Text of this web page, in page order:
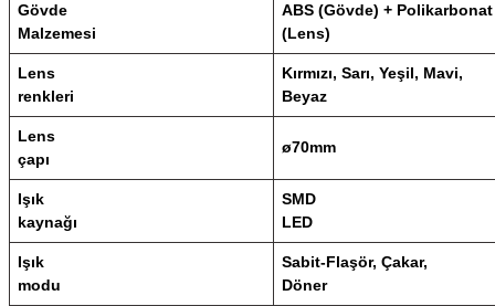
Gövde
Malzemesi
ABS (Gövde) + Polikarbonat
(Lens)
Lens
renkleri
Kırmızı, Sarı, Yeşil, Mavi,
Beyaz
Lens
çapı
ø70mm
Işık
kaynağı
SMD
LED
Işık
modu
Sabit-Flaşör, Çakar,
Döner